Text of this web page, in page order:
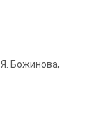
Я. Божинова,